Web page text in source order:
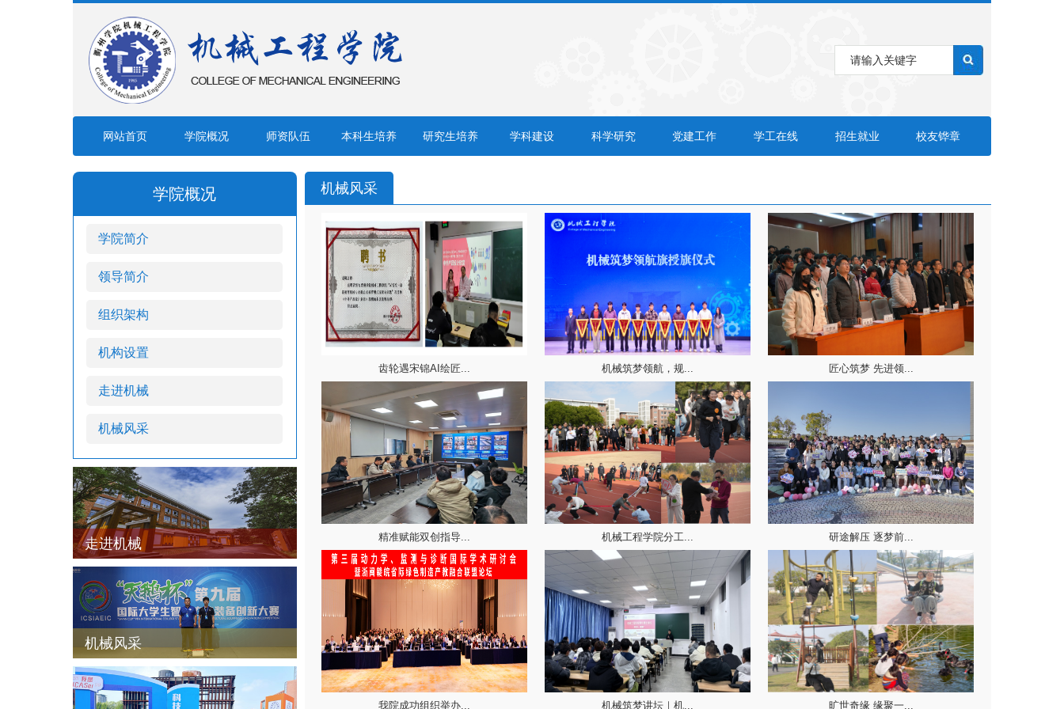
网站首页 学院概况 师资队伍 本科生培养 研究生培养 学科建设 科学研究 党建工作 学工在线 招生就业 校友铧章
机械风采
齿轮遇宋锦AI绘匠... 机械筑梦领航，规... 匠心筑梦 先进领...
精准赋能双创指导... 机械工程学院分工... 研途解压 逐梦前...
我院成功组织举办... 机械筑梦讲坛｜机... 旷世奇缘 缘聚一...
学院概况
学院简介
领导简介
组织架构
机构设置
走进机械
机械风采
走进机械
机械风采